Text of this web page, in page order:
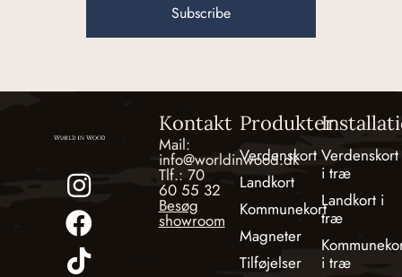
Subscribe
Kontakt
Mail:
info@worldinwood.dk
Tlf.: 70
60 55 32
Besøg
showroom
Produkter
Verdenskort
Landkort
Kommunekort
Magneter
Tilføjelser
Verdenskort
i træ
Landkort i
træ
i træ